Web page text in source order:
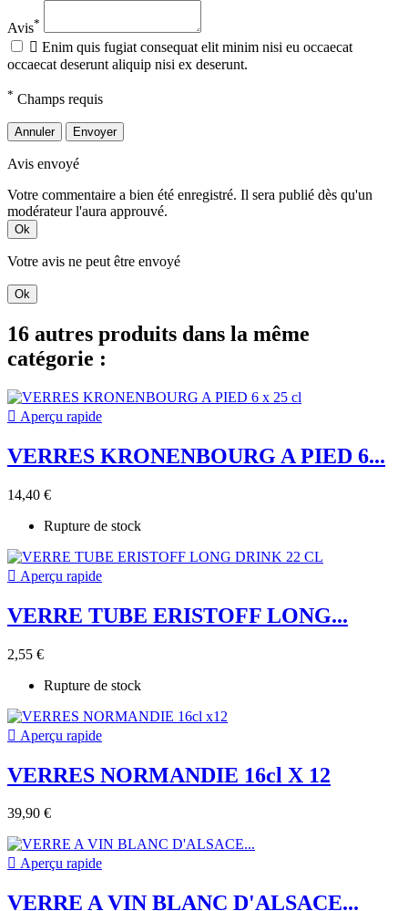
Avis*
 Enim quis fugiat consequat elit minim nisi eu occaecat
occaecat deserunt aliquip nisi ex deserunt.
* Champs requis
Annuler Envoyer
Avis envoyé
Votre commentaire a bien été enregistré. Il sera publié dès qu'un
modérateur l'aura approuvé.
Ok
Votre avis ne peut être envoyé
Ok
16 autres produits dans la même
catégorie :
 Aperçu rapide
VERRES KRONENBOURG A PIED 6...
14,40 €
Rupture de stock
 Aperçu rapide
VERRE TUBE ERISTOFF LONG...
2,55 €
Rupture de stock
 Aperçu rapide
VERRES NORMANDIE 16cl X 12
39,90 €
 Aperçu rapide
VERRE A VIN BLANC D'ALSACE...